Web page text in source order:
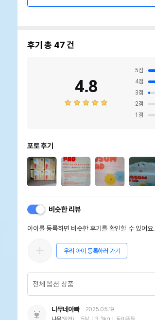
후기 총 47건
4.8
5점
4점
3점
2점
1 점
포토 후기
비슷한 리뷰
아이를 등록하면 비슷한 후기를 확인할 수 있어요.
우리 아이 등록하러 가기
나무네아빠
2025.05.19